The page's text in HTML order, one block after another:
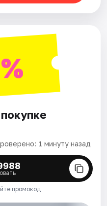
1 минуту назад
промокод